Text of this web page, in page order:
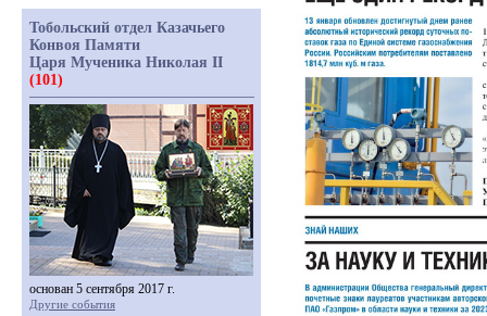
Тобольский отдел Казачьего
Конвоя Памяти
Царя Мученика Николая II
(101)
основан 5 сентября 2017 г.
Другие события